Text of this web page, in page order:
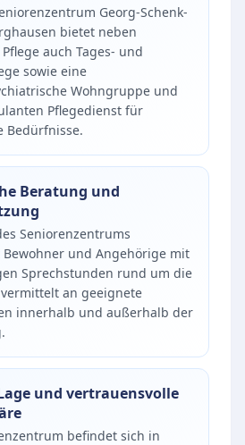
Georg-Schenk-
bietet neben
auch Tages- und
sowie eine
Wohngruppe und
Pflegedienst für
Bedürfnisse.
Beratung und
Seniorenzentrums
und Angehörige mit
Sprechstunden rund um die
an geeignete
innerhalb und außerhalb der
und vertrauensvolle
befindet sich in